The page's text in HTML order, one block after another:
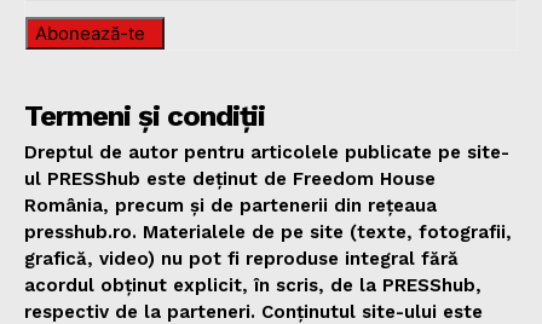
Abonează-te
Termeni și condiții
Dreptul de autor pentru articolele publicate pe site-
ul PRESShub este deținut de Freedom House
România, precum și de partenerii din rețeaua
presshub.ro. Materialele de pe site (texte, fotografii,
grafică, video) nu pot fi reproduse integral fără
acordul obținut explicit, în scris, de la PRESShub,
respectiv de la parteneri. Conținutul site-ului este